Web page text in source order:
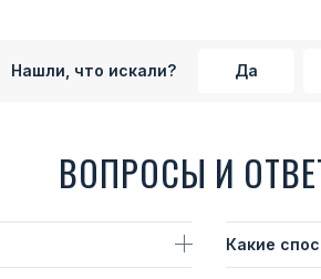
Нашли, что искали? Да
ВОПРОСЫ И
Какие